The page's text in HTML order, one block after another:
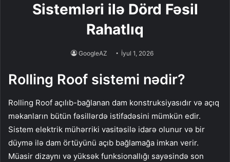
Sistemləri ilə Dörd Fəsil
Rahatlıq
GoogleAZ İyul 1, 2026
Rolling Roof sistemi nədir?
Rolling Roof açılıb-bağlanan dam konstruksiyasıdır və açıq
məkanların bütün fəsillərdə istifadəsini mümkün edir.
Sistem elektrik mühərriki vasitəsilə idarə olunur və bir
düymə ilə dam örtüyünü açıb bağlamağa imkan verir.
Müasir dizaynı və yüksək funksionallığı sayəsində son